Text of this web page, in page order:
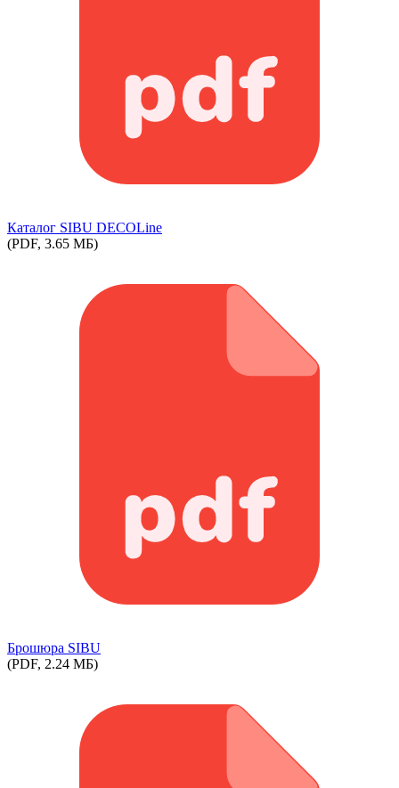
Каталог SIBU DECOLine
(PDF, 3.65 МБ)
Брошюра SIBU
(PDF, 2.24 МБ)